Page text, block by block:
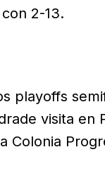
2-13.
playoffs
visita en
Colonia